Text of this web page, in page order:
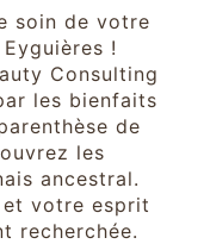
soin de votre
!
Consulting
les bienfaits
de
les
ancestral.
et votre esprit
recherchée.